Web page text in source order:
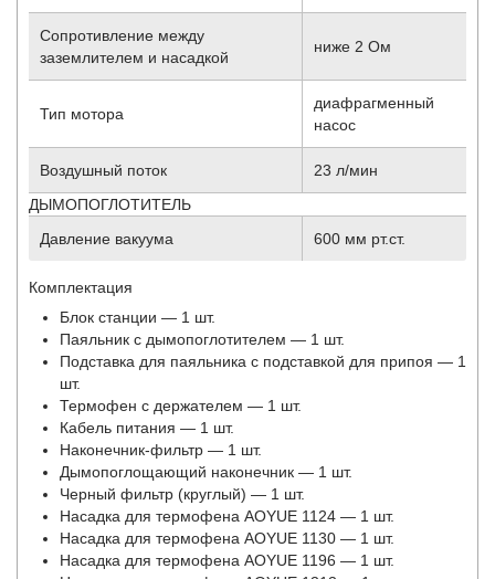
Сопротивление между
заземлителем и насадкой
ниже 2 Ом
Тип мотора
диафрагменный
насос
Воздушный поток
23 л/мин
ДЫМОПОГЛОТИТЕЛЬ
Давление вакуума
600 мм рт.ст.
Комплектация
Блок станции — 1 шт.
Паяльник с дымопоглотителем — 1 шт.
Подставка для паяльника с подставкой для припоя — 1
шт.
Термофен с держателем — 1 шт.
Кабель питания — 1 шт.
Наконечник-фильтр — 1 шт.
Дымопоглощающий наконечник — 1 шт.
Черный фильтр (круглый) — 1 шт.
Насадка для термофена AOYUE 1124 — 1 шт.
Насадка для термофена AOYUE 1130 — 1 шт.
Насадка для термофена AOYUE 1196 — 1 шт.